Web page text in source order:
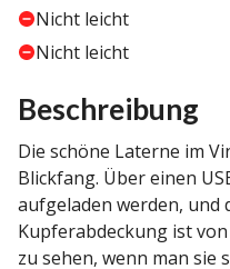
Nicht leicht
Nicht leicht
Beschreibung
Die schöne Laterne im
Blickfang. Über einen
aufgeladen werden, und
Kupferabdeckung ist
zu sehen, wenn man sie